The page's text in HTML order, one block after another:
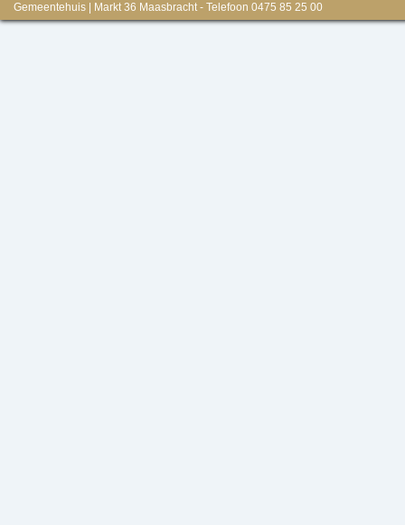
Gemeentehuis | Markt 36 Maasbracht - Telefoon 0475 85 25 00